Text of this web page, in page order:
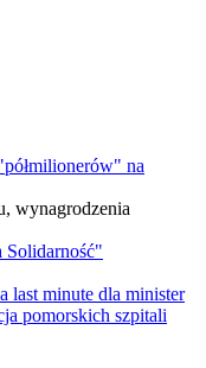
na
wynagrodzenia
Solidarność"
last minute dla minister
pomorskich szpitali